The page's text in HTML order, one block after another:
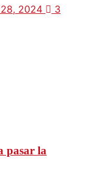
2024 3
pasar la